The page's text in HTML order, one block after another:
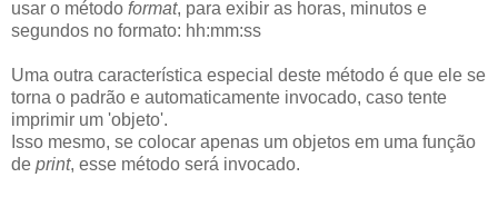
usar o método format, para exibir as horas, minutos e
segundos no formato: hh:mm:ss
Uma outra característica especial deste método é que ele se
torna o padrão e automaticamente invocado, caso tente
imprimir um 'objeto'.
Isso mesmo, se colocar apenas um objetos em uma função
de print, esse método será invocado.